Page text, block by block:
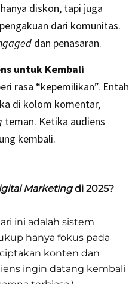
diskon, tapi juga
dari komunitas.
dan penasaran.
untuk Kembali
rasa “kepemilikan”. Entah
di kolom komentar,
teman. Ketika audiens
kembali.
Marketingdi 2025?
ini adalah sistem
hanya fokus pada
konten dan
ingin datang kembali